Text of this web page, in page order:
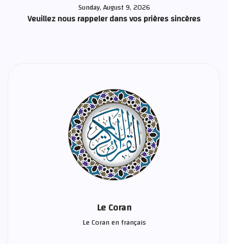
Sunday, August 9, 2026
Veuillez nous rappeler dans vos prières sincères
Le Coran
Le Coran en français